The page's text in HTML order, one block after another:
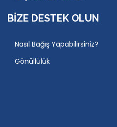
BIZE DESTEK OLUN
Nasıl Bağış Yapabilirsiniz?
Gönüllülük